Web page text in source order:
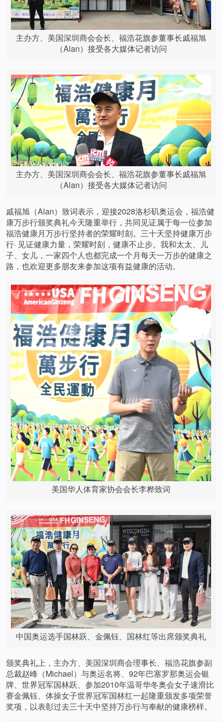
主办方、美国深圳商会会长、福浩花旗参董事长戚福旭
（Alan）接受各大媒体记者访问
主办方、美国深圳商会会长、福浩花旗参董事长戚福旭
（Alan）接受各大媒体记者访问
戚福旭（Alan）致词表示，迎接2028洛杉矶奥运会，福浩健
康万步行颁奖典礼今天隆重举行，共同见证属于每一位参加
福浩健康月万步行坚持者的荣耀时刻。三十天坚持健康万步
行· 见证健康力量，荣耀时刻，健康不止步。我和太太、儿
子、女儿，一家四个人也都完成一个月每天一万步的健康之
路，也欢迎更多朋友来参加这项有益健康的活动。
美国华人体育家协会会长李桦致词
中国奥运选手国林跃、金佩钰、国林红等出席颁奖典礼
颁奖典礼上，主办方、美国深圳商会理事长、福浩花旗参副
总裁赵峰（Michael）与奥运名将、92年巴塞罗那奥运会银
牌、世界冠军国林跃、参加2010年温哥华冬奥会女子速滑比
赛金佩钰、体操女子世界冠军国林红一起隆重颁发多项荣誉
奖项，以表彰过去三十天中坚持万步行与奉献的健康榜样。